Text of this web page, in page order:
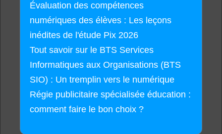
Évaluation des compétences
numériques des élèves : Les leçons
inédites de l'étude Pix 2026
Tout savoir sur le BTS Services
Informatiques aux Organisations (BTS
SIO) : Un tremplin vers le numérique
Régie publicitaire spécialisée éducation :
comment faire le bon choix ?